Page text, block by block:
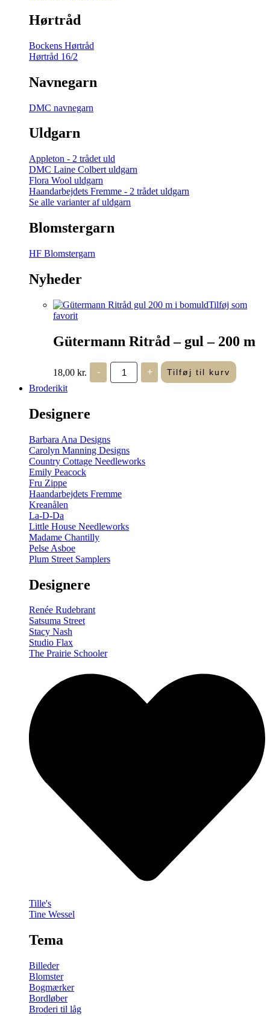
Hørtråd
Bockens Hørtråd
Hørtråd 16/2
Navnegarn
DMC navnegarn
Uldgarn
Appleton - 2 trådet uld
DMC Laine Colbert uldgarn
Flora Wool uldgarn
Haandarbejdets Fremme - 2 trådet uldgarn
Se alle varianter af uldgarn
Blomstergarn
HF Blomstergarn
Nyheder
Tilføj som
favorit
Gütermann Ritråd – gul – 200 m
18,00 kr. -
Gütermann
Ritråd
-
+ Tilføj til kurv
Broderikit
Designere
Barbara Ana Designs
Carolyn Manning Designs
Country Cottage Needleworks
Emily Peacock
Fru Zippe
Haandarbejdets Fremme
Kreanålen
La-D-Da
Little House Needleworks
Madame Chantilly
Pelse Asboe
Plum Street Samplers
Designere
Renée Rudebrant
Satsuma Street
Stacy Nash
Studio Flax
The Prairie Schooler
Tille's
Tine Wessel
Tema
Billeder
Blomster
Bogmærker
Bordløber
Broderi til låg